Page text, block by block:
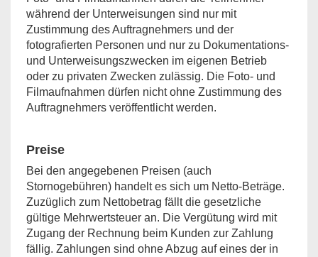
während der Unterweisungen sind nur mit
Zustimmung des Auftragnehmers und der
fotografierten Personen und nur zu Dokumentations-
und Unterweisungszwecken im eigenen Betrieb
oder zu privaten Zwecken zulässig. Die Foto- und
Filmaufnahmen dürfen nicht ohne Zustimmung des
Auftragnehmers veröffentlicht werden.
Preise
Bei den angegebenen Preisen (auch
Stornogebühren) handelt es sich um Netto-Beträge.
Zuzüglich zum Nettobetrag fällt die gesetzliche
gültige Mehrwertsteuer an. Die Vergütung wird mit
Zugang der Rechnung beim Kunden zur Zahlung
fällig. Zahlungen sind ohne Abzug auf eines der in